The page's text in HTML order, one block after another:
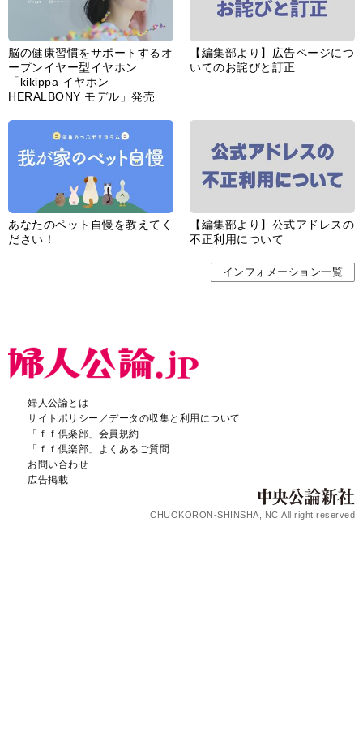
脳の健康習慣をサポートするオ
ープンイヤー型イヤホン
「kikippa イヤホン
HERALBONY モデル」発売
【編集部より】広告ページにつ
いてのお詫びと訂正
あなたのペット自慢を教えてく
ださい！
【編集部より】公式アドレスの
不正利用について
インフォメーション一覧
婦人公論とは
サイトポリシー／データの収集と利用について
「ｆｆ倶楽部」会員規約
「ｆｆ倶楽部」よくあるご質問
お問い合わせ
広告掲載
CHUOKORON-SHINSHA,INC.All right reserved